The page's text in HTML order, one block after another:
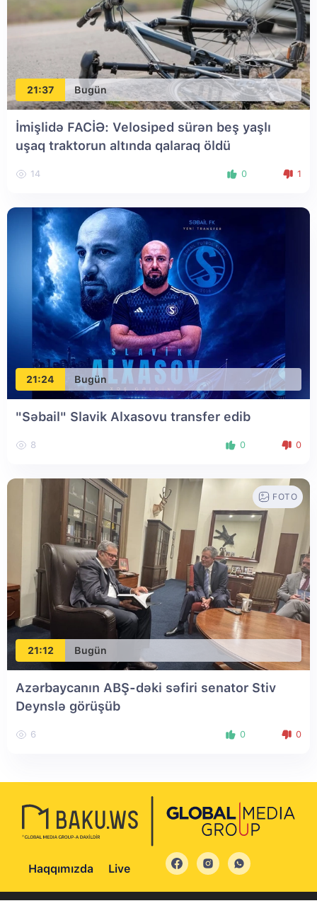
21:37 Bugün
İmişlidə FACİƏ: Velosiped sürən beş yaşlı
uşaq traktorun altında qalaraq öldü
14 0 1
21:24 Bugün
"Səbail" Slavik Alxasovu transfer edib
8 0 0
21:12 Bugün
FOTO
Azərbaycanın ABŞ-dəki səfiri senator Stiv
Deynslə görüşüb
6 0 0
Haqqımızda Live